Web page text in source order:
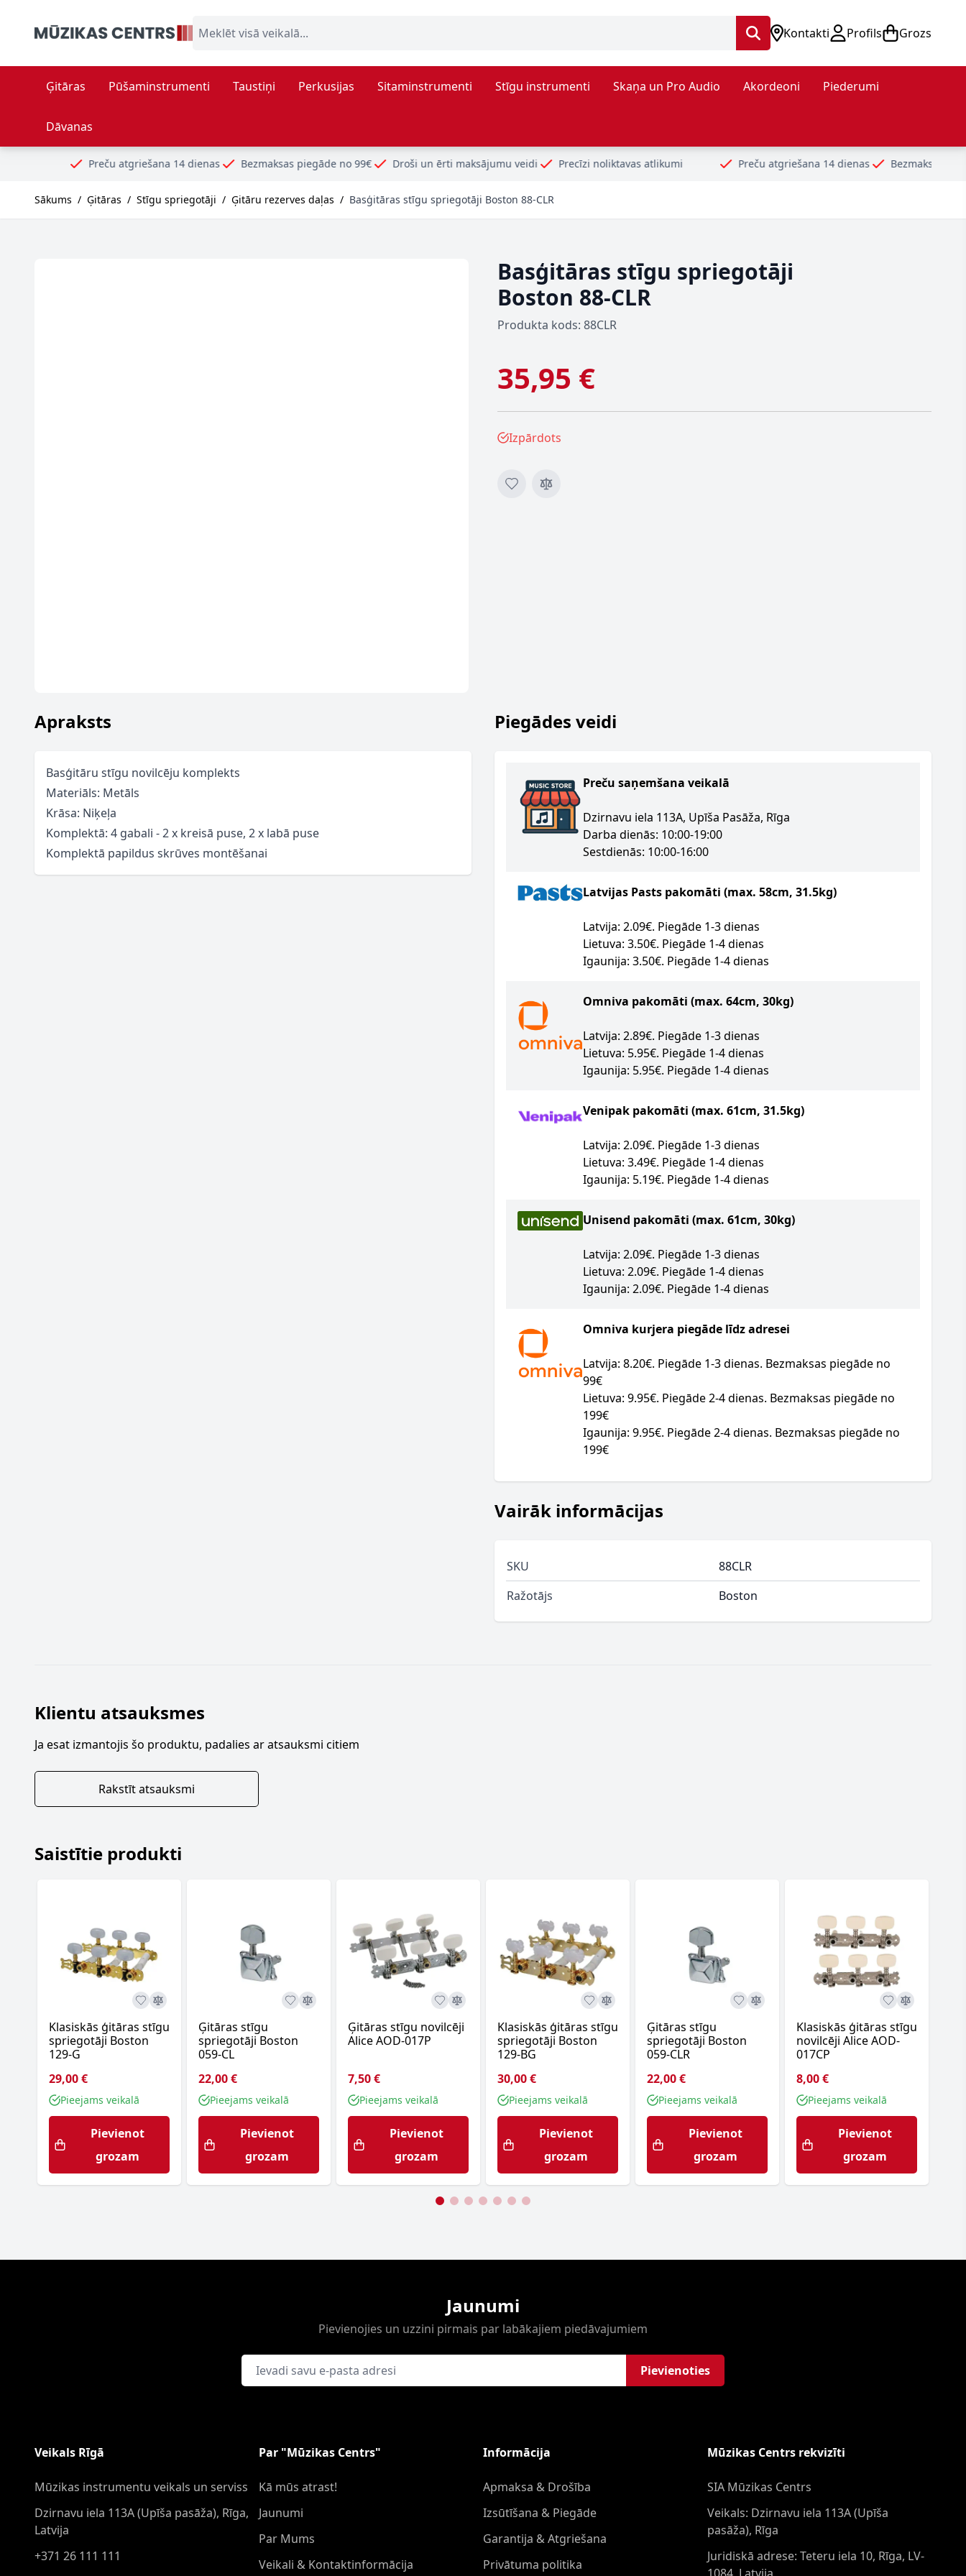
Meklēt visā veikalā...
Kontakti Profils Grozs
Ģitāras Pūšaminstrumenti Taustiņi Perkusijas Sitaminstrumenti Stīgu instrumenti Skaņa un Pro Audio Akordeoni Piederumi
Dāvanas
Preču atgriešana 14 dienas Bezmaksas piegāde no 99€ Droši un ērti maksājumu veidi Precīzi noliktavas atlikumi Preču atgriešana 14 dienas Bezmaksas piegāde no 99€
Sākums / Ģitāras / Stīgu spriegotāji / Ģitāru rezerves daļas / Basģitāras stīgu spriegotāji Boston 88-CLR
Basģitāras stīgu spriegotāji
Boston 88-CLR
Produkta kods: 88CLR
35,95 €
Izpārdots
Apraksts
Basģitāru stīgu novilcēju komplekts
Materiāls: Metāls
Krāsa: Niķeļa
Komplektā: 4 gabali - 2 x kreisā puse, 2 x labā puse
Komplektā papildus skrūves montēšanai
Piegādes veidi
Preču saņemšana veikalā
Dzirnavu iela 113A, Upīša Pasāža, Rīga
Darba dienās: 10:00-19:00
Sestdienās: 10:00-16:00
Latvijas Pasts pakomāti (max. 58cm, 31.5kg)
Latvija: 2.09€. Piegāde 1-3 dienas
Lietuva: 3.50€. Piegāde 1-4 dienas
Igaunija: 3.50€. Piegāde 1-4 dienas
Omniva pakomāti (max. 64cm, 30kg)
Latvija: 2.89€. Piegāde 1-3 dienas
Lietuva: 5.95€. Piegāde 1-4 dienas
Igaunija: 5.95€. Piegāde 1-4 dienas
Venipak pakomāti (max. 61cm, 31.5kg)
Latvija: 2.09€. Piegāde 1-3 dienas
Lietuva: 3.49€. Piegāde 1-4 dienas
Igaunija: 5.19€. Piegāde 1-4 dienas
Unisend pakomāti (max. 61cm, 30kg)
Latvija: 2.09€. Piegāde 1-3 dienas
Lietuva: 2.09€. Piegāde 1-4 dienas
Igaunija: 2.09€. Piegāde 1-4 dienas
Omniva kurjera piegāde līdz adresei
Latvija: 8.20€. Piegāde 1-3 dienas. Bezmaksas piegāde no
99€
Lietuva: 9.95€. Piegāde 2-4 dienas. Bezmaksas piegāde no
199€
Igaunija: 9.95€. Piegāde 2-4 dienas. Bezmaksas piegāde no
199€
Vairāk informācijas
SKU
88CLR
Ražotājs
Boston
Klientu atsauksmes
Ja esat izmantojis šo produktu, padalies ar atsauksmi citiem
Rakstīt atsauksmi
Saistītie produkti
Klasiskās ģitāras stīgu
spriegotāji Boston
129-G
29,00 €
Pieejams veikalā
Pievienot
grozam
Ģitāras stīgu
spriegotāji Boston
059-CL
22,00 €
Pieejams veikalā
Pievienot
grozam
Ģitāras stīgu novilcēji
Alice AOD-017P
7,50 €
Pieejams veikalā
Pievienot
grozam
Klasiskās ģitāras stīgu
spriegotāji Boston
129-BG
30,00 €
Pieejams veikalā
Pievienot
grozam
Ģitāras stīgu
spriegotāji Boston
059-CLR
22,00 €
Pieejams veikalā
Pievienot
grozam
Klasiskās ģitāras stīgu
novilcēji Alice AOD-
017CP
8,00 €
Pieejams veikalā
Pievienot
grozam
Jaunumi
Pievienojies un uzzini pirmais par labākajiem piedāvajumiem
E-pasta adrese Pievienoties
Veikals Rīgā
Mūzikas instrumentu veikals un serviss
Dzirnavu iela 113A (Upīša pasāža), Rīga,
Latvija
+371 26 111 111
Par "Mūzikas Centrs"
Kā mūs atrast!
Jaunumi
Par Mums
Veikali & Kontaktinformācija
Informācija
Apmaksa & Drošība
Izsūtīšana & Piegāde
Garantija & Atgriešana
Privātuma politika
Mūzikas Centrs rekvizīti
SIA Mūzikas Centrs
Veikals: Dzirnavu iela 113A (Upīša
pasāža), Rīga
Juridiskā adrese: Teteru iela 10, Rīga, LV-